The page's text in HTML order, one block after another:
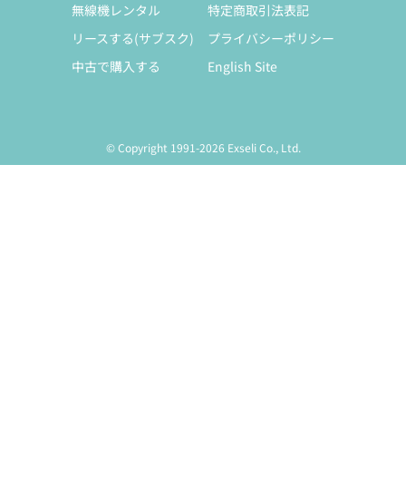
無線機レンタル
リースする(サブスク)
中古で購入する
特定商取引法表記
プライバシーポリシー
English Site
© Copyright 1991-2026 Exseli Co., Ltd.